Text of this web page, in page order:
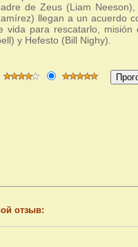
de Zeus (Liam
llegan a un acuerdo
vida para rescatarlo,
y Hefesto (Bill Nighy).
отзыв: